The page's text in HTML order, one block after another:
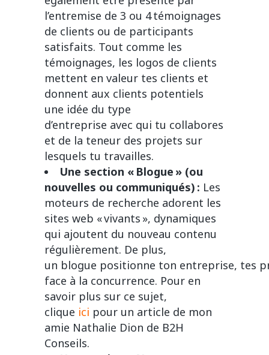
l’entremise de 3 ou 4 témoignages
de clients ou de participants
satisfaits. Tout comme les
témoignages, les logos de clients
mettent en valeur tes clients et
donnent aux clients potentiels
une idée du type
d’entreprise avec qui tu collabores
et de la teneur des projets sur
lesquels tu travailles.
Une section « Blogue » (ou
nouvelles ou communiqués) : Les
moteurs de recherche adorent les
sites web « vivants », dynamiques
qui ajoutent du nouveau contenu
régulièrement. De plus,
un blogue positionne ton entreprise, tes
face à la concurrence. Pour en
savoir plus sur ce sujet,
clique ici pour un article de mon
amie Nathalie Dion de B2H
Conseils.